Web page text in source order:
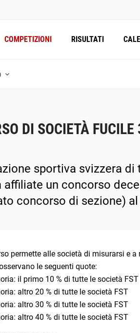
COMPETIZIONI RISULTATI
DI SOCIETÀ
sportiva svizzera
affiliate un concorso
concorso di sezione)
permette alle società di misurarsi e
le seguenti quote:
il primo 10 % di tutte le società FST
altro 20 % di tutte le società FST
altro 30 % di tutte le società FST
altro 40 % di tutte le società FST